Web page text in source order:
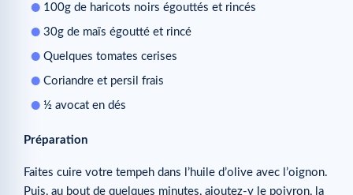
100g de haricots noirs égouttés et rincés
30g de maïs égoutté et rincé
Quelques tomates cerises
Coriandre et persil frais
½ avocat en dés
Préparation
Faites cuire votre tempeh dans l’huile d’olive avec l’oignon.
Puis, au bout de quelques minutes, ajoutez-y le poivron, la